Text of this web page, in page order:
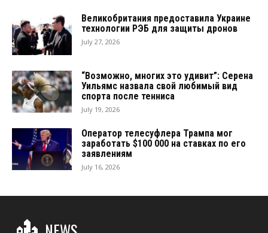
Великобритания предоставила Украине
технологии РЭБ для защиты дронов
July 27, 2026
“Возможно, многих это удивит”: Серена
Уильямс назвала свой любимый вид
спорта после тенниса
July 19, 2026
Оператор телесуфлера Трампа мог
заработать $100 000 на ставках по его
заявлениям
July 16, 2026